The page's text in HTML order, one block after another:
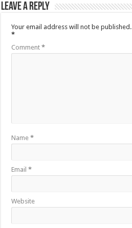
Leave a Reply
Your email address will not be published.
*
Comment*
Name*
Email*
Website